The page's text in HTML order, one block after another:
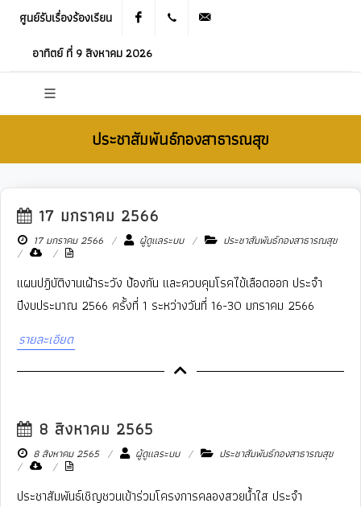
ศูนย์รับเรื่องร้องเรียน Facebook 021905536
อาทิตย์ ที่ 9 สิงหาคม 2026
ประชาสัมพันธ์กองสาธารณสุข
17 มกราคม 2566
17 มกราคม 2566 ผู้ดูแลระบบ ประชาสัมพันธ์กองสาธารณสุข
แผนปฎิบัติงานเฝ้าระวัง ป้องกัน และควบคุมโรคไข้เลือดออก ประจำ
ปีงบประมาณ 2566 ครั้งที่ 1 ระหว่างวันที่ 16-30 มกราคม 2566
รายละเอียด
8 สิงหาคม 2565
8 สิงหาคม 2565 ผู้ดูแลระบบ ประชาสัมพันธ์กองสาธารณสุข
ประชาสัมพันธ์เชิญชวนเข้าร่วมโครงการคลองสวยน้ำใส ประจำ